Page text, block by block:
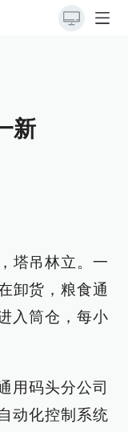
新
塔吊林立。一
卸货，粮食通
入筒仓，每小
用码头分公司
动化控制系统